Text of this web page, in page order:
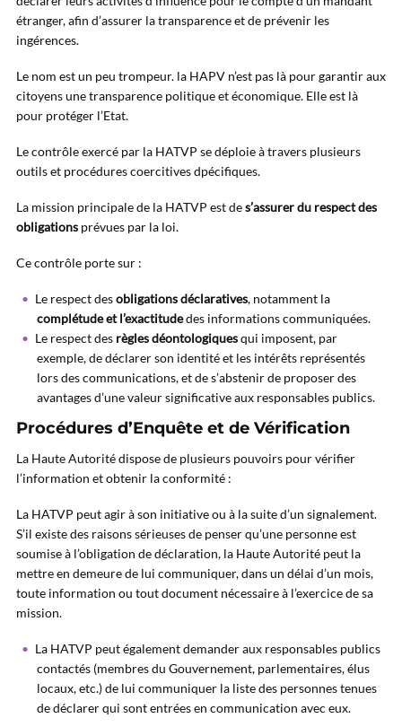
étranger, afin d’assurer la transparence et de prévenir les
ingérences.
Le nom est un peu trompeur. la HAPV n’est pas là pour garantir aux
citoyens une transparence politique et économique. Elle est là
pour protéger l’Etat.
Le contrôle exercé par la HATVP se déploie à travers plusieurs
outils et procédures coercitives dpécifiques.
La mission principale de la HATVP est des’assurer du respect des
obligations prévues par la loi.
Ce contrôle porte sur :
Le respect desobligations déclaratives, notamment la
complétude et l’exactitudedes informations communiquées.
Le respect des règles déontologiquesqui imposent, par
exemple, de déclarer son identité et les intérêts représentés
lors des communications, et de s’abstenir de proposer des
avantages d’une valeur significative aux responsables publics.
Procédures d’Enquête et de Vérification
La Haute Autorité dispose de plusieurs pouvoirs pour vérifier
l’information et obtenir la conformité :
La HATVP peut agir à son initiative ou à la suite d’un signalement.
S’il existe des raisons sérieuses de penser qu’une personne est
soumise à l’obligation de déclaration, la Haute Autorité peut la
mettre en demeure de lui communiquer, dans un délai d’un mois,
toute information ou tout document nécessaire à l’exercice de sa
mission.
La HATVP peut également demander aux responsables publics
contactés (membres du Gouvernement, parlementaires, élus
locaux, etc.) de lui communiquer la liste des personnes tenues
de déclarer qui sont entrées en communication avec eux.